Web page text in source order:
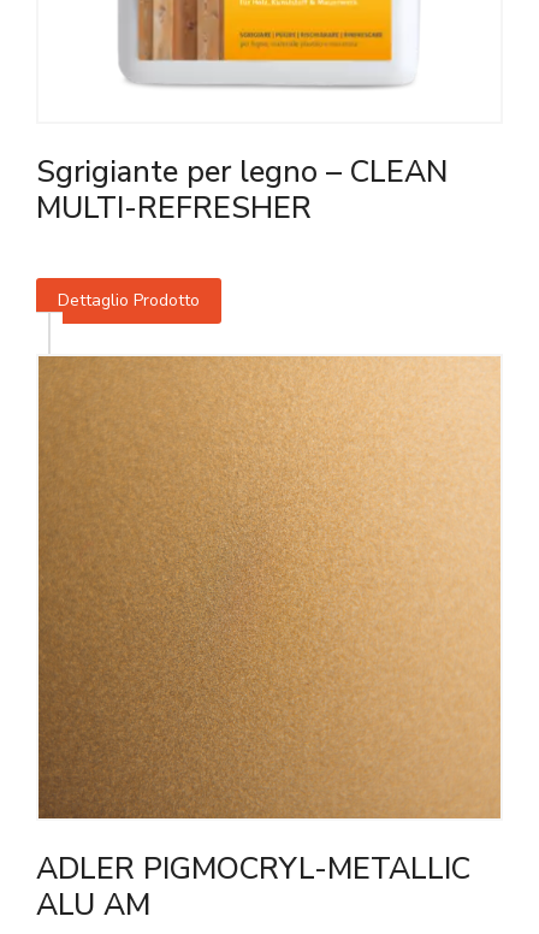
Sgrigiante per legno – CLEAN
MULTI-REFRESHER
Dettaglio Prodotto
ADLER PIGMOCRYL-METALLIC
ALU AM